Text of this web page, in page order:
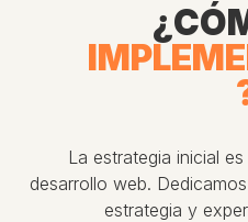
La estrategia inicial
desarrollo web.
estrategia y